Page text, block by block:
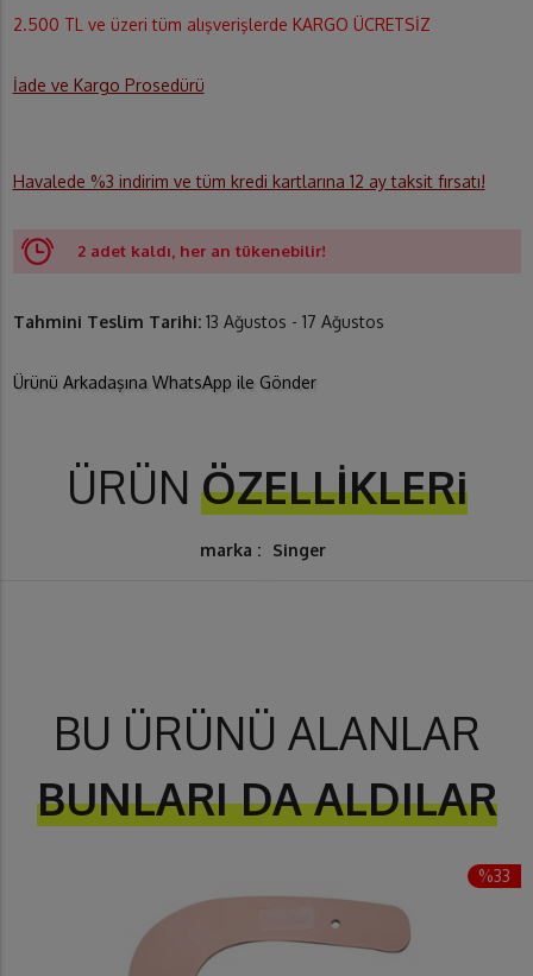
2.500 TL ve üzeri tüm alışverişlerde KARGO ÜCRETSİZ
İade ve Kargo Prosedürü
Havalede %3 indirim ve tüm kredi kartlarına 12 ay taksit fırsatı!
2 adet kaldı, her an tükenebilir!
Tahmini Teslim Tarihi: 13 Ağustos - 17 Ağustos
Ürünü Arkadaşına WhatsApp ile Gönder
ÜRÜN ÖZELLİKLERi
marka : Singer
BU ÜRÜNÜ ALANLAR
BUNLARI DA ALDILAR
%33